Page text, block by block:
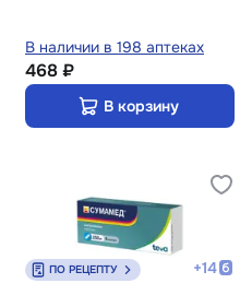
В наличии в 198 аптеках
468 ₽
В корзину
ПО РЕЦЕПТУ +14